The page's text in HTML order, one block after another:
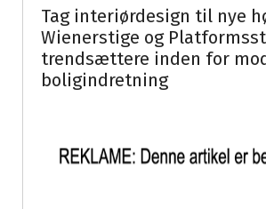
Tag interiørdesign til nye
Wienerstige og
trendsættere inden for
boligindretning